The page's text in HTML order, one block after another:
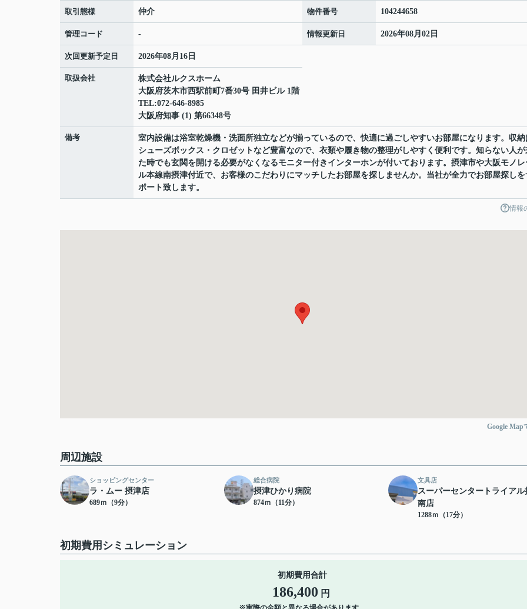
取引態様 仲介 物件番号 104244658
管理コード - 情報更新日 2026年08月02日
次回更新予定日 2026年08月16日
取扱会社
株式会社ルクスホーム
大阪府茨木市西駅前町7番30号 田井ビル 1階
TEL:072-646-8985
大阪府知事 (1) 第66348号
備考
室内設備は浴室乾燥機・洗面所独立などが揃っているので、快適に過ごしやすいお部屋になります。収納
シューズボックス・クロゼットなど豊富なので、衣類や履き物の整理がしやすく便利です。知らない人が
た時でも玄関を開ける必要がなくなるモニター付きインターホンが付いております。摂津市や大阪モノレ
ル本線南摂津付近で、お客様のこだわりにマッチしたお部屋を探しませんか。当社が全力でお部屋探しを
ポート致します。
情報
Google Map
周辺施設
ショッピングセンター
ラ・ムー 摂津店
689ｍ（9分）
総合病院
摂津ひかり病院
874ｍ（11分）
文具店
スーパーセンタートライアル
南店
1288ｍ（17分）
初期費用シミュレーション
初期費用合計
186,400 円